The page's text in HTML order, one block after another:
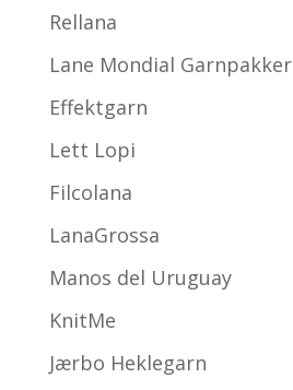
Rellana
Lane Mondial Garnpakker
Effektgarn
Lett Lopi
Filcolana
LanaGrossa
Manos del Uruguay
KnitMe
Jærbo Heklegarn